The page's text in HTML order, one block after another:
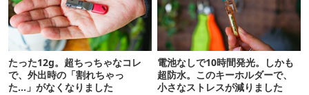
たった12g。超ちっちゃなコレ
で、外出時の「割れちゃっ
た…」がなくなりました
電池なしで10時間発光。しかも
超防水。このキーホルダーで、
小さなストレスが減りました